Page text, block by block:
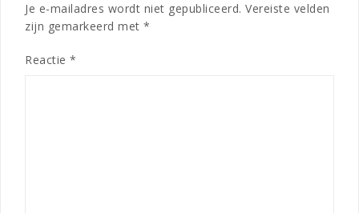
Je e-mailadres wordt niet gepubliceerd. Vereiste velden
zijn gemarkeerd met *
Reactie *